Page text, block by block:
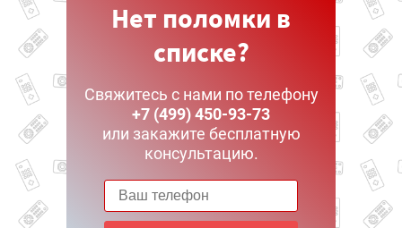
Нет поломки в
списке?
Свяжитесь с нами по телефону
+7 (499) 450-93-73
или закажите бесплатную
консультацию.